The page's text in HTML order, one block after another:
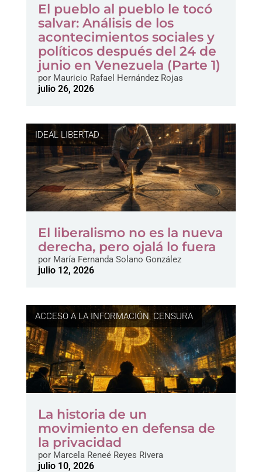
El pueblo al pueblo le tocó
salvar: Análisis de los
acontecimientos sociales y
políticos después del 24 de
junio en Venezuela (Parte 1)
porMauricio Rafael Hernández Rojas
julio 26, 2026
IDEAL LIBERTAD
El liberalismo no es la nueva
derecha, pero ojalá lo fuera
porMaría Fernanda Solano González
julio 12, 2026
ACCESO A LA INFORMACIÓN,CENSURA
La historia de un
movimiento en defensa de
la privacidad
porMarcela Reneé Reyes Rivera
julio 10, 2026